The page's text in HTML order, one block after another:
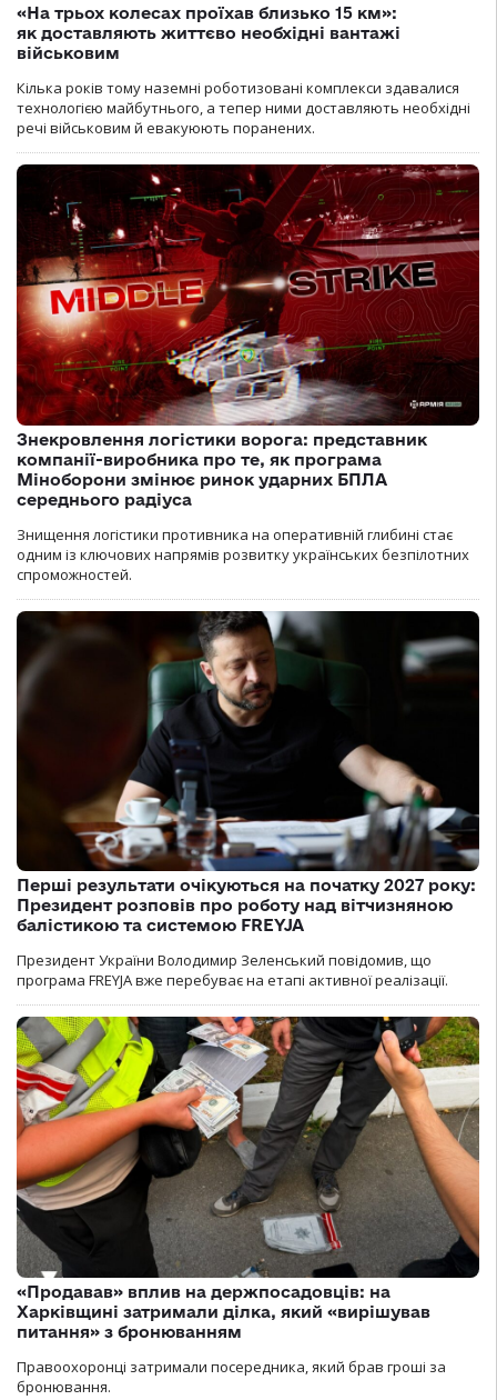
«На трьох колесах проїхав близько 15 км»:
як доставляють життєво необхідні вантажі
військовим
Кілька років тому наземні роботизовані комплекси здавалися
технологією майбутнього, а тепер ними доставляють необхідні
речі військовим й евакуюють поранених.
Знекровлення логістики ворога: представник
компанії-виробника про те, як програма
Міноборони змінює ринок ударних БПЛА
середнього радіуса
Знищення логістики противника на оперативній глибині стає
одним із ключових напрямів розвитку українських безпілотних
спроможностей.
Перші результати очікуються на початку 2027 року:
Президент розповів про роботу над вітчизняною
балістикою та системою FREYJA
Президент України Володимир Зеленський повідомив, що
програма FREYJA вже перебуває на етапі активної реалізації.
«Продавав» вплив на держпосадовців: на
Харківщині затримали ділка, який «вирішував
питання» з бронюванням
Правоохоронці затримали посередника, який брав гроші за
бронювання.